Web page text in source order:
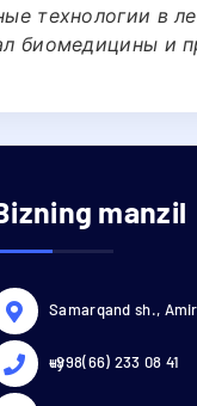
технологии в
биомедицины и
manzil
Samarqand sh.,
uy
+998(66) 233 08 41